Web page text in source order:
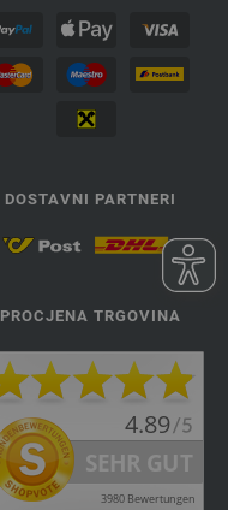
DOSTAVNI PARTNERI
PROCJENA TRGOVINA